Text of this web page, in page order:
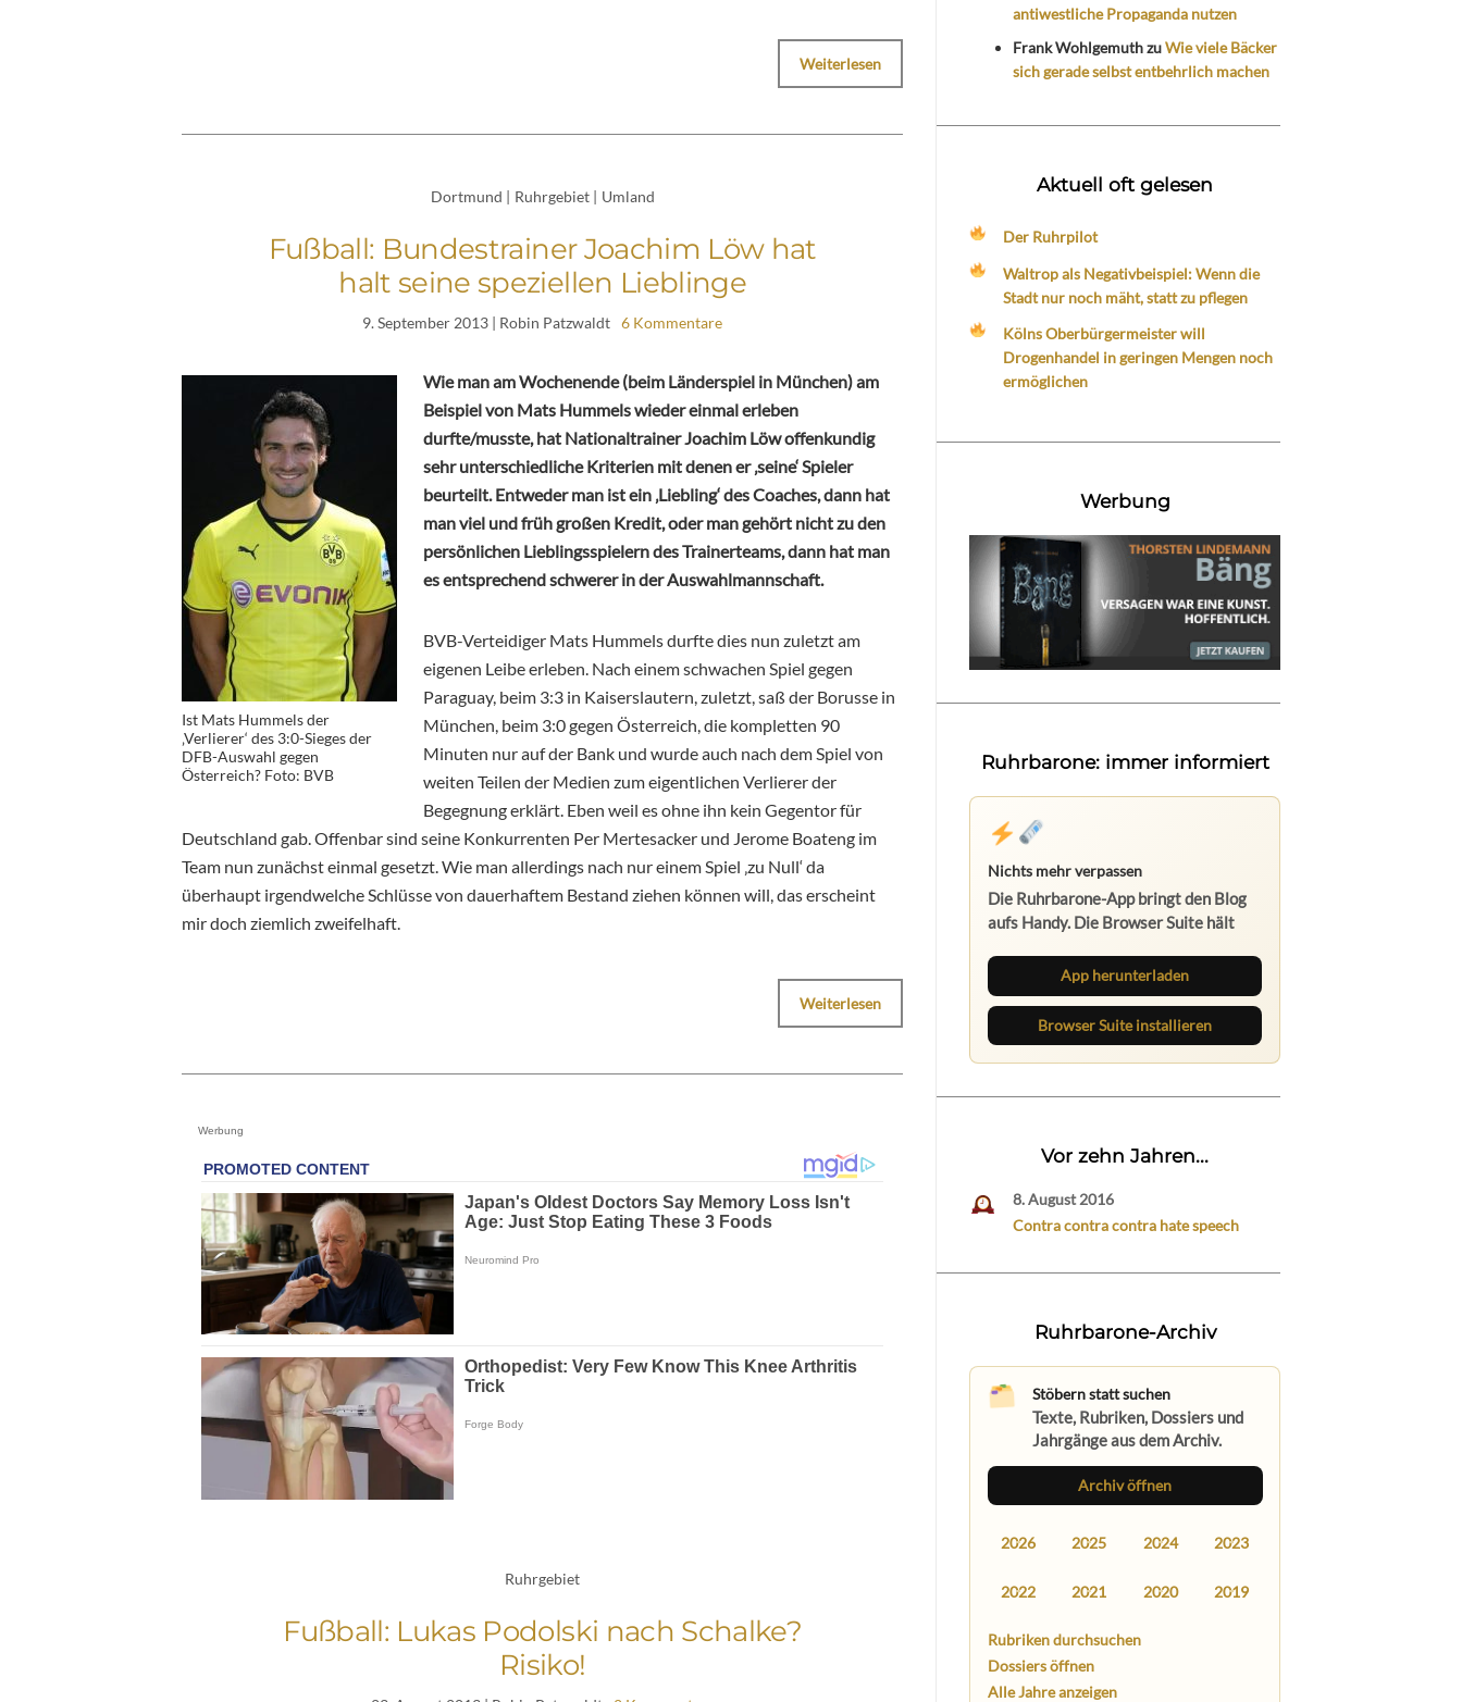
Weiterlesen
Dortmund | Ruhrgebiet | Umland
Fußball: Bundestrainer Joachim Löw hat
halt seine speziellen Lieblinge
9. September 2013 | Robin Patzwaldt 6 Kommentare
Ist Mats Hummels der
‚Verlierer‘ des 3:0-Sieges der
DFB-Auswahl gegen
Österreich? Foto: BVB
Wie man am Wochenende (beim Länderspiel in München) am
Beispiel von Mats Hummels wieder einmal erleben
durfte/musste, hat Nationaltrainer Joachim Löw offenkundig
sehr unterschiedliche Kriterien mit denen er ‚seine‘ Spieler
beurteilt. Entweder man ist ein ‚Liebling‘ des Coaches, dann hat
man viel und früh großen Kredit, oder man gehört nicht zu den
persönlichen Lieblingsspielern des Trainerteams, dann hat man
es entsprechend schwerer in der Auswahlmannschaft.
BVB-Verteidiger Mats Hummels durfte dies nun zuletzt am
eigenen Leibe erleben. Nach einem schwachen Spiel gegen
Paraguay, beim 3:3 in Kaiserslautern, zuletzt, saß der Borusse in
München, beim 3:0 gegen Österreich, die kompletten 90
Minuten nur auf der Bank und wurde auch nach dem Spiel von
weiten Teilen der Medien zum eigentlichen Verlierer der
Begegnung erklärt. Eben weil es ohne ihn kein Gegentor für
Deutschland gab. Offenbar sind seine Konkurrenten Per Mertesacker und Jerome Boateng im
Team nun zunächst einmal gesetzt. Wie man allerdings nach nur einem Spiel ‚zu Null‘ da
überhaupt irgendwelche Schlüsse von dauerhaftem Bestand ziehen können will, das erscheint
mir doch ziemlich zweifelhaft.
Weiterlesen
Werbung
Ruhrgebiet
Fußball: Lukas Podolski nach Schalke?
Risiko!
antiwestliche Propaganda nutzen
Frank WohlgemuthzuWie viele Bäcker
sich gerade selbst entbehrlich machen
Aktuell oft gelesen
Der Ruhrpilot
Waltrop als Negativbeispiel: Wenn die
Stadt nur noch mäht, statt zu pflegen
Kölns Oberbürgermeister will
Drogenhandel in geringen Mengen noch
ermöglichen
Werbung
Ruhrbarone: immer informiert
Nichts mehr verpassen
Die Ruhrbarone-App bringt den Blog
aufs Handy. Die Browser Suite hält
App herunterladen
Browser Suite installieren
Vor zehn Jahren...
8. August 2016
Contra contra contra hate speech
Ruhrbarone-Archiv
Stöbern statt suchen
Texte, Rubriken, Dossiers und
Jahrgänge aus dem Archiv.
Archiv öffnen
2026 2025 2024 2023
2022 2021 2020 2019
Rubriken durchsuchen
Dossiers öffnen
Alle Jahre anzeigen